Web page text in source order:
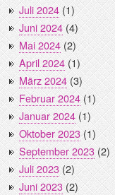
Juli 2024(1)
Juni 2024(4)
Mai 2024(2)
April 2024(1)
März 2024(3)
Februar 2024(1)
Januar 2024(1)
Oktober 2023(1)
September 2023(2)
Juli 2023(2)
Juni 2023(2)